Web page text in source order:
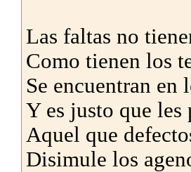
Las faltas no
Como tienen los
Se encuentran en
Y es justo que les
Aquel que
Disimule los